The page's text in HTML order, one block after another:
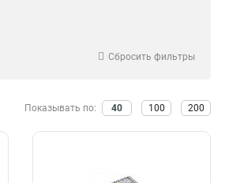
Сбросить фильтры
Показывать по: 40 100 200